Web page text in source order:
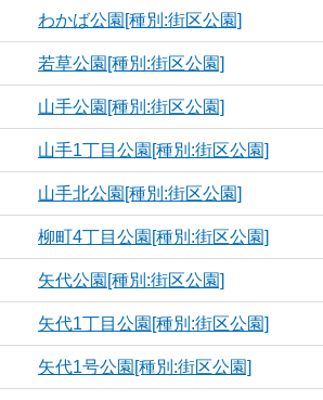
わかば公園[種別:街区公園]
若草公園[種別:街区公園]
山手公園[種別:街区公園]
山手1丁目公園[種別:街区公園]
山手北公園[種別:街区公園]
柳町4丁目公園[種別:街区公園]
矢代公園[種別:街区公園]
矢代1丁目公園[種別:街区公園]
矢代1号公園[種別:街区公園]